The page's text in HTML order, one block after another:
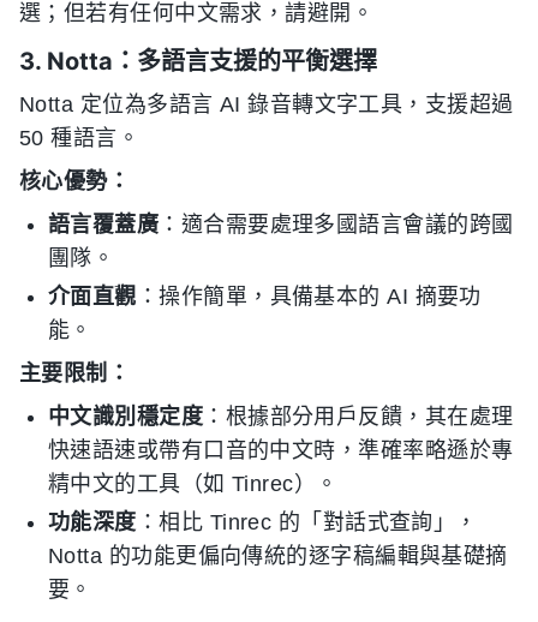
選；但若有任何中文需求，請避開。
3. Notta：多語言支援的平衡選擇
Notta 定位為多語言 AI 錄音轉文字工具，支援超過
50 種語言。
核心優勢：
語言覆蓋廣 ：適合需要處理多國語言會議的跨國
團隊。
介面直觀 ：操作簡單，具備基本的 AI 摘要功
能。
主要限制：
中文識別穩定度 ：根據部分用戶反饋，其在處理
快速語速或帶有口音的中文時，準確率略遜於專
精中文的工具（如 Tinrec）。
功能深度 ：相比 Tinrec 的「對話式查詢」，
Notta 的功能更偏向傳統的逐字稿編輯與基礎摘
要。